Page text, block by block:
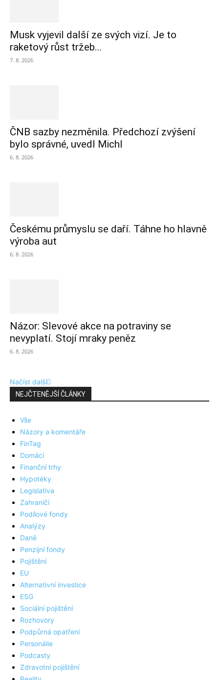
Musk vyjevil další ze svých vizí. Je to
raketový růst tržeb...
7. 8. 2026
ČNB sazby nezměnila. Předchozí zvýšení
bylo správné, uvedl Michl
6. 8. 2026
Českému průmyslu se daří. Táhne ho hlavně
výroba aut
6. 8. 2026
Názor: Slevové akce na potraviny se
nevyplatí. Stojí mraky peněz
6. 8. 2026
Načíst další
NEJČTENĚJŠÍ ČLÁNKY
Vše
Názory a komentáře
FinTag
Domácí
Finanční trhy
Hypotéky
Legislativa
Zahraničí
Podílové fondy
Analýzy
Daně
Penzijní fondy
Pojištění
EU
Alternativní investice
ESG
Sociální pojištění
Rozhovory
Podpůrná opatření
Personálie
Podcasty
Zdravotní pojištění